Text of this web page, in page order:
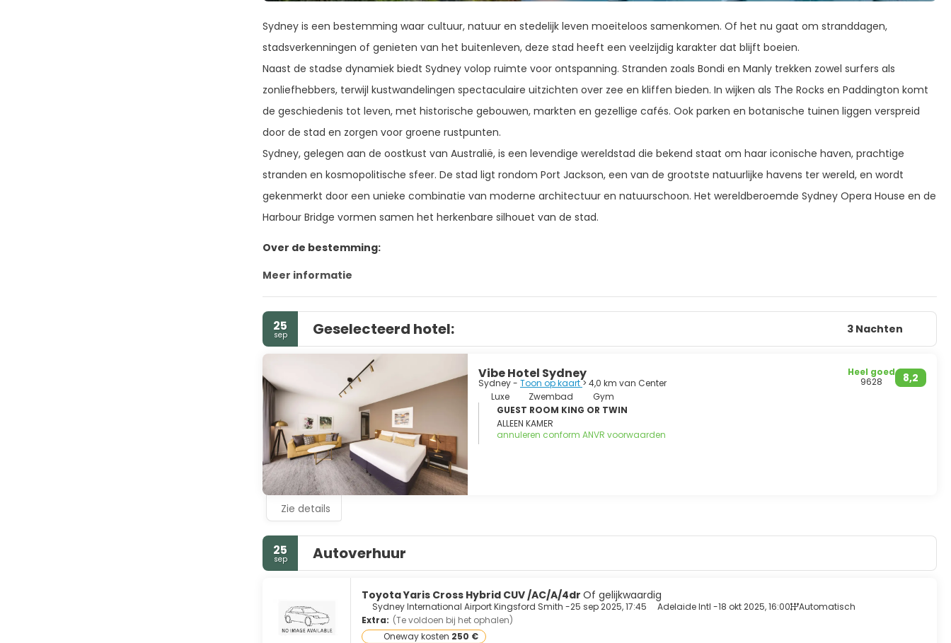
Over de bestemming:
Sydney, gelegen aan de oostkust van Australië, is een levendige wereldstad die bekend staat om haar iconische haven, prachtige
stranden en kosmopolitische sfeer. De stad ligt rondom Port Jackson, een van de grootste natuurlijke havens ter wereld, en wordt
gekenmerkt door een unieke combinatie van moderne architectuur en natuurschoon. Het wereldberoemde Sydney Opera House en de
Harbour Bridge vormen samen het herkenbare silhouet van de stad.
Naast de stadse dynamiek biedt Sydney volop ruimte voor ontspanning. Stranden zoals Bondi en Manly trekken zowel surfers als
zonliefhebbers, terwijl kustwandelingen spectaculaire uitzichten over zee en kliffen bieden. In wijken als The Rocks en Paddington komt
de geschiedenis tot leven, met historische gebouwen, markten en gezellige cafés. Ook parken en botanische tuinen liggen verspreid
door de stad en zorgen voor groene rustpunten.
Sydney is een bestemming waar cultuur, natuur en stedelijk leven moeiteloos samenkomen. Of het nu gaat om stranddagen,
stadsverkenningen of genieten van het buitenleven, deze stad heeft een veelzijdig karakter dat blijft boeien.
Meer informatie
25
sep Geselecteerd hotel: 3 Nachten
Vibe Hotel Sydney
Sydney - Toon op kaart> 4,0 km van Center 8,2
Heel goed
9628
Luxe
Zwembad
Gym
GUEST ROOM KING OR TWIN
ALLEEN KAMER
annuleren conform ANVR voorwaarden
Zie details
25
sep Autoverhuur
Toyota Yaris Cross Hybrid CUV /AC/A/4dr Of gelijkwaardig
Sydney International Airport Kingsford Smith -25 sep 2025, 17:45 Adelaide Intl -18 okt 2025, 16:00
Automatisch
Extra: (Te voldoen bij het ophalen)
Oneway kosten 250 €